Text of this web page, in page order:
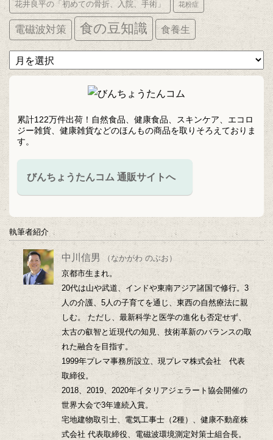
花井良平の「初めての骨折、入院、手術」 花粉症
電磁波対策 食の豆知識 食養生
ア
ー
カ
累計122万件出荷！自然食品、健康食品、スキンケア、エコロ
ジー雑貨、健康雑貨などのほんもの商品を取りそろえておりま
す。
びんちょうたんコム 通販サイトへ
執筆者紹介
中川信男
（なかがわ のぶお）
京都市生まれ。
20代は山や武道、インドや東南アジア諸国で修行。3
人の介護、5人の子育てを通じ、東西の自然療法に親
しむ。 ただし、最新科学と医学の進化も否定せず、
太古の叡智と近現代の知見、技術革新のバランスの取
れた融合を目指す。
1999年プレマ事務所設立、現プレマ株式会社 代表
取締役。
2018、2019、2020年イタリアジェラート協会開催の
世界大会で3年連続入賞。
宅地建物取引士、電気工事士（2種）、健康不動産株
式会社 代表取締役、電磁波環境測定対策士組合長。